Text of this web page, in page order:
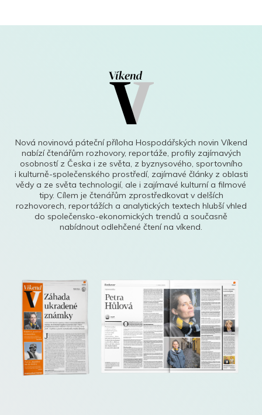
Nová novinová páteční příloha Hospodářských novin Víkend
nabízí čtenářům rozhovory, reportáže, profily zajímavých
osobností z Česka i ze světa, z byznysového, sportovního
i kulturně-společenského prostředí, zajímavé články z oblasti
vědy a ze světa technologií, ale i zajímavé kulturní a filmové
tipy. Cílem je čtenářům zprostředkovat v delších
rozhovorech, reportážích a analytických textech hlubší vhled
do společensko-ekonomických trendů a současně
nabídnout odlehčené čtení na víkend.